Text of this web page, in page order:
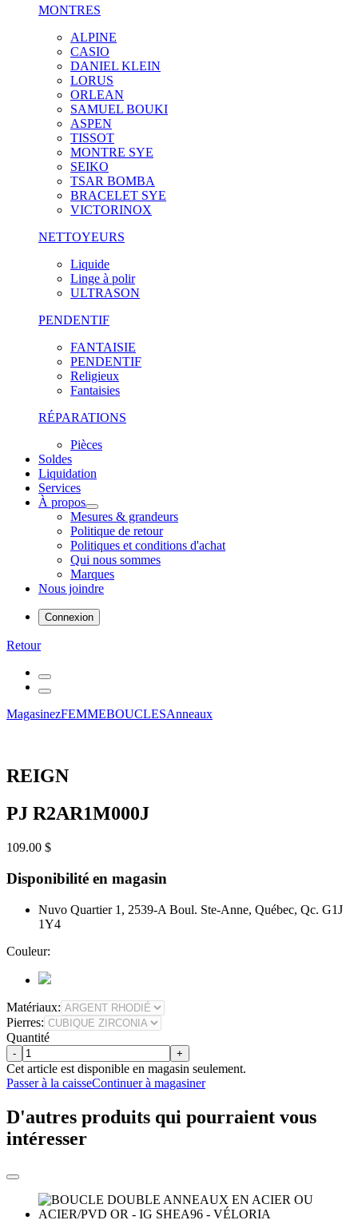
MONTRES
ALPINE
CASIO
DANIEL KLEIN
LORUS
ORLEAN
SAMUEL BOUKI
ASPEN
TISSOT
MONTRE SYE
SEIKO
TSAR BOMBA
BRACELET SYE
VICTORINOX
NETTOYEURS
Liquide
Linge à polir
ULTRASON
PENDENTIF
FANTAISIE
PENDENTIF
Religieux
Fantaisies
RÉPARATIONS
Pièces
Soldes
Liquidation
Services
À propos
Mesures & grandeurs
Politique de retour
Politiques et conditions d'achat
Qui nous sommes
Marques
Nous joindre
Connexion
Retour
MagasinezFEMMEBOUCLESAnneaux
REIGN
PJ R2AR1M000J
109.00 $
Disponibilité en magasin
Nuvo Quartier 1, 2539-A Boul. Ste-Anne, Québec, Qc. G1J
1Y4
Couleur:
Matériaux:
Pierres:
Quantité
- +
Cet article est disponible en magasin seulement.
Passer à la caisseContinuer à magasiner
D'autres produits qui pourraient vous
intéresser